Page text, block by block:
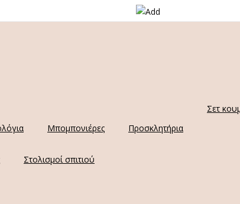
Μπομπονιέρες Προσκλητήρια
Σετ
Στολισμοί σπιτιού